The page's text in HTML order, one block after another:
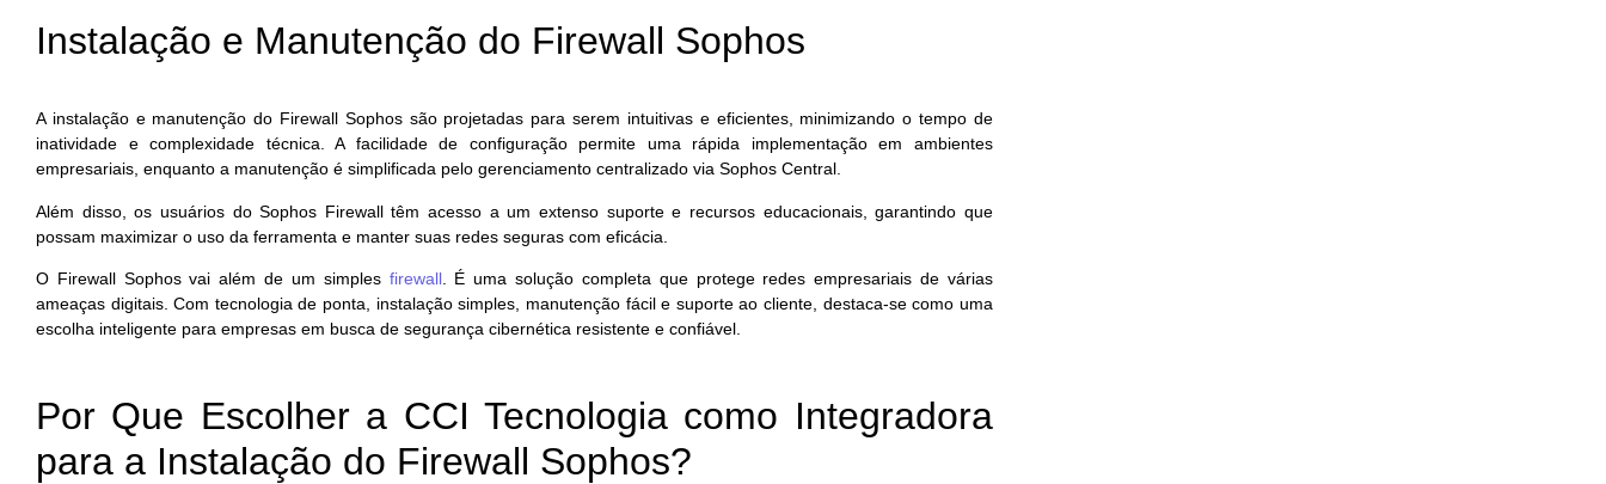
Instalação e Manutenção do Firewall Sophos
A instalação e manutenção do Firewall Sophos são projetadas para serem intuitivas e eficientes, minimizando o tempo de
inatividade e complexidade técnica. A facilidade de configuração permite uma rápida implementação em ambientes
empresariais, enquanto a manutenção é simplificada pelo gerenciamento centralizado via Sophos Central.
Além disso, os usuários do Sophos Firewall têm acesso a um extenso suporte e recursos educacionais, garantindo que
possam maximizar o uso da ferramenta e manter suas redes seguras com eficácia.
O Firewall Sophos vai além de um simples firewall. É uma solução completa que protege redes empresariais de várias
ameaças digitais. Com tecnologia de ponta, instalação simples, manutenção fácil e suporte ao cliente, destaca-se como uma
escolha inteligente para empresas em busca de segurança cibernética resistente e confiável.
Por Que Escolher a CCI Tecnologia como Integradora
para a Instalação do Firewall Sophos?